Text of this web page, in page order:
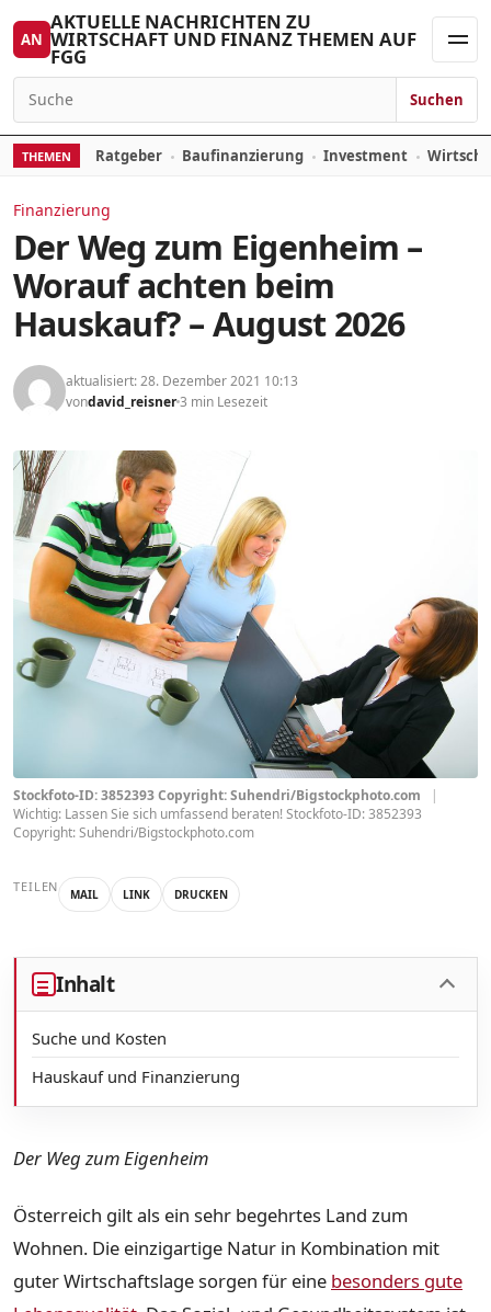
Zum Inhalt springen
AN
AKTUELLE NACHRICHTEN ZU
WIRTSCHAFT UND FINANZ THEMEN AUF
FGG
Suchen nach:
Suchen
THEMEN Ratgeber Baufinanzierung Investment
Finanzierung
Der Weg zum Eigenheim –
Worauf achten beim
Hauskauf? – August 2026
aktualisiert: 28. Dezember 2021 10:13
vondavid_reisner3 min Lesezeit
Stockfoto-ID: 3852393 Copyright: Suhendri/Bigstockphoto.com
|
Wichtig: Lassen Sie sich umfassend beraten! Stockfoto-ID: 3852393
Copyright: Suhendri/Bigstockphoto.com
TEILEN MAIL LINK DRUCKEN
Inhalt
Suche und Kosten
Hauskauf und Finanzierung
Der Weg zum Eigenheim
Österreich gilt als ein sehr begehrtes Land zum
Wohnen. Die einzigartige Natur in Kombination mit
guter Wirtschaftslage sorgen für eine besonders gute